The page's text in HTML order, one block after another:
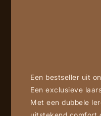
Een bestseller uit
Een exclusieve
Met een dubbele